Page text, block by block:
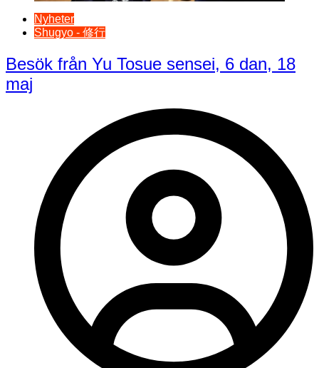
Nyheter
Shugyo - 修行
Besök från Yu Tosue sensei, 6 dan, 18
maj